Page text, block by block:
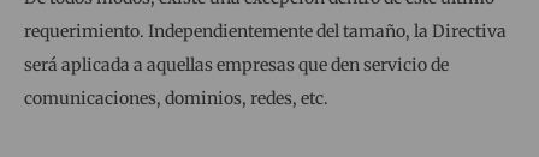
requerimiento. Independientemente del tamaño, la Directiva
será aplicada a aquellas empresas que den servicio de
comunicaciones, dominios, redes, etc.